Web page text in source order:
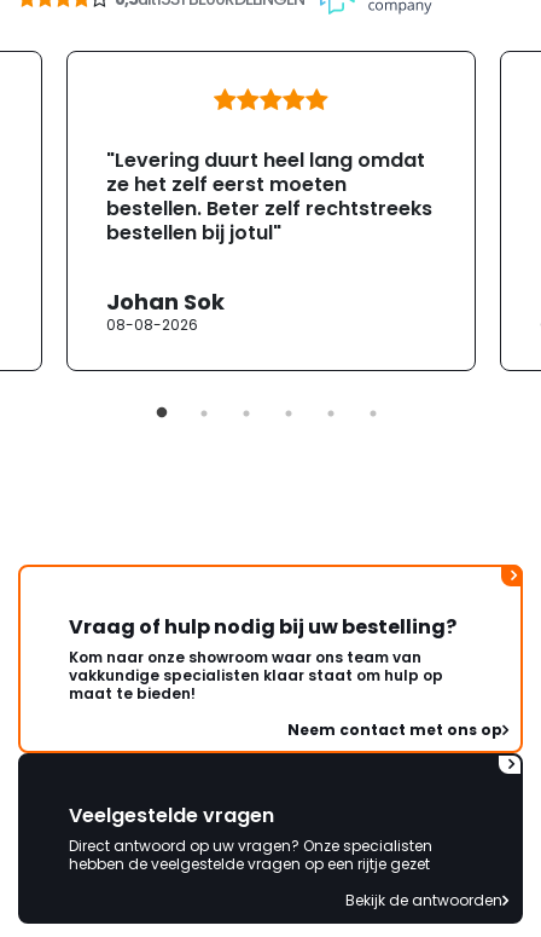
"Levering duurt heel lang omdat
ze het zelf eerst moeten
bestellen. Beter zelf rechtstreeks
bestellen bij jotul"
Johan Sok
08-08-2026
Vraag of hulp nodig bij uw bestelling?
Kom naar onze showroom waar ons team van
vakkundige specialisten klaar staat om hulp op
maat te bieden!
Neem contact met ons op
Veelgestelde vragen
Direct antwoord op uw vragen? Onze specialisten
hebben de veelgestelde vragen op een rijtje gezet
Bekijk de antwoorden